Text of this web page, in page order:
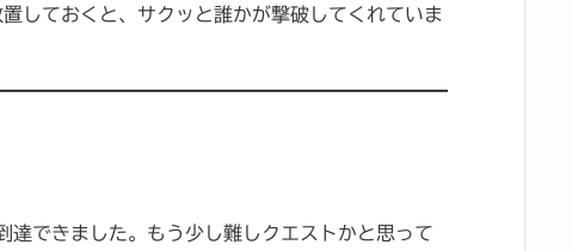
しておくと、サクッと誰かが撃破してくれていま
できました。もう少し難しクエストかと思って